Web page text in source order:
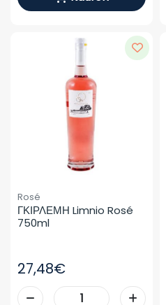
Rosé
ΓΚΙΡΛΕΜΗ Limnio Rosé
750ml
27,48€